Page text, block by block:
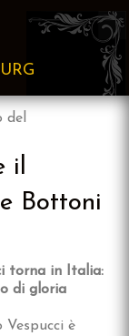
del
il
Bottoni
torna in Italia:
di gloria
Vespucci è